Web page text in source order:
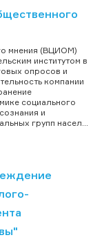
мнения (ВЦИОМ)
институтом в
опросов и
компании
социального
и
групп насел...